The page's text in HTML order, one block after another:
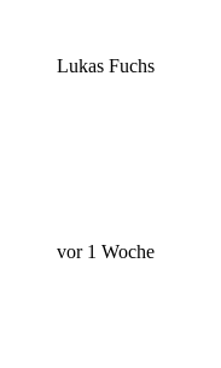
Lukas Fuchs
vor 1 Woche